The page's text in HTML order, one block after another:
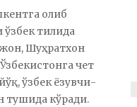
олиб
ўзбек тилида
Шуҳратхон
чет
ўзбек ёзувчи-
тушида кўради.